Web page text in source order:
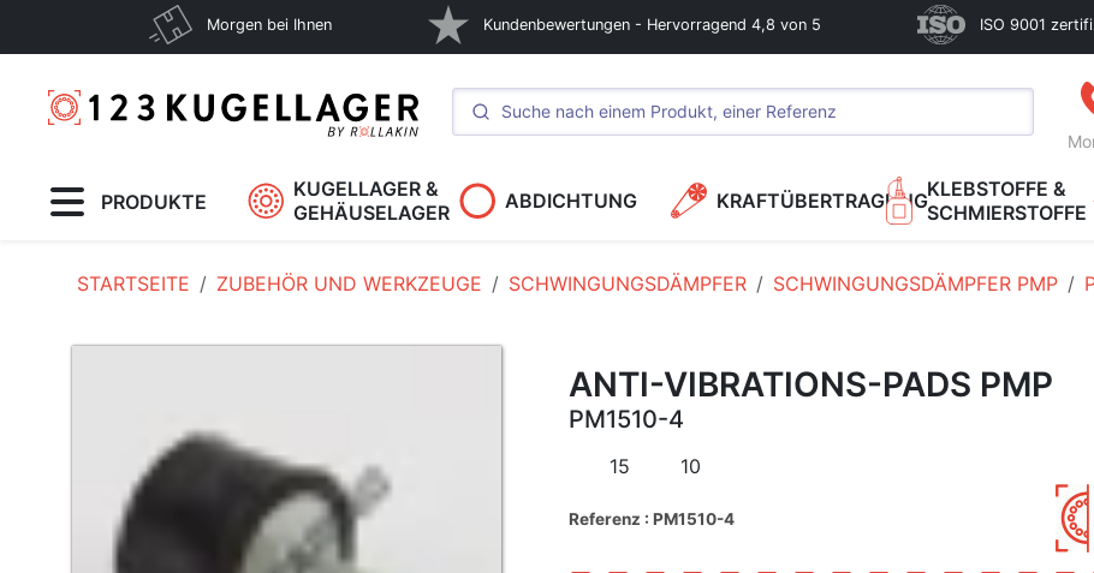
Morgen bei Ihnen Kundenbewertungen - Hervorragend 4,8 von 5 ISO 9001
PRODUKTE
KUGELLAGER &
GEHÄUSELAGER
ABDICHTUNG KRAFTÜBERTRAGUNGKLEBSTOFFE &
SCHMIERSTOFFE
STARTSEITE ZUBEHÖR UND WERKZEUGE SCHWINGUNGSDÄMPFER SCHWINGUNGSDÄMPFER PMP
ANTI-VIBRATIONS-PADS PMP
PM1510-4
15 10
Referenz : PM1510-4